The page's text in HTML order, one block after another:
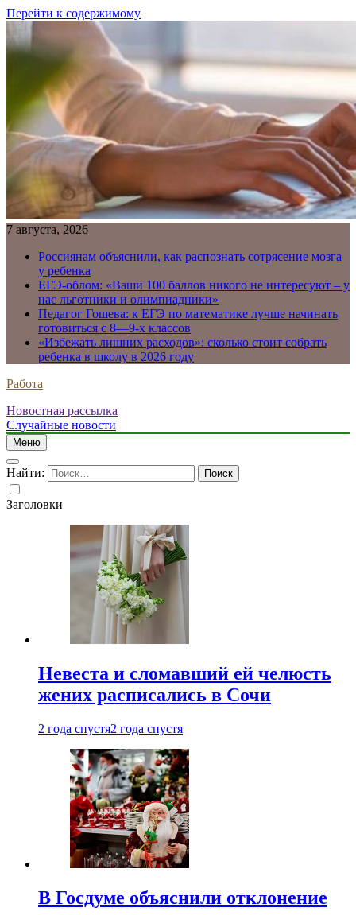
Перейти к содержимому
7 августа, 2026
Россиянам объяснили, как распознать сотрясение мозга
у ребенка
ЕГЭ-облом: «Ваши 100 баллов никого не интересуют – у
нас льготники и олимпиадники»
Педагог Гошева: к ЕГЭ по математике лучше начинать
готовиться с 8—9-х классов
«Избежать лишних расходов»: сколько стоит собрать
ребенка в школу в 2026 году
Работа
Новостная рассылка
Случайные новости
Меню
Найти:
Заголовки
Невеста и сломавший ей челюсть
жених расписались в Сочи
2 года спустя2 года спустя
В Госдуме объяснили отклонение